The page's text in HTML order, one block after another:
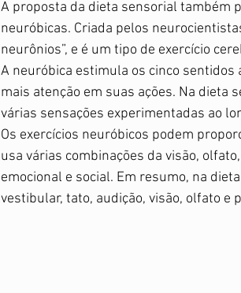
A proposta da dieta sensorial também
neuróbicas. Criada pelos
neurônios”, e é um tipo de exercício
A neuróbica estimula os cinco
mais atenção em suas ações. Na
várias sensações experimentadas ao
Os exercícios neuróbicos podem
usa várias combinações da visão,
emocional e social. Em resumo, na
vestibular, tato, audição, visão, olfato e